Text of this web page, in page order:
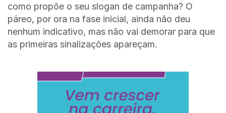
como propõe o seu slogan de campanha? O
páreo, por ora na fase inicial, ainda não deu
nenhum indicativo, mas não vai demorar para que
as primeiras sinalizações apareçam.